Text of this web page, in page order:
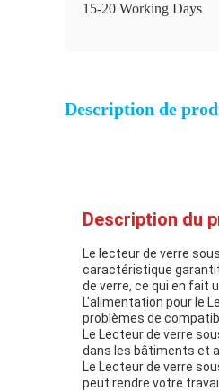
15-20 Working Days
Description de
Description du
Le lecteur de verre
caractéristique
de verre, ce qui en fait
L'alimentation pour le
problèmes de
Le Lecteur de verre
dans les bâtiments et
Le Lecteur de verre
peut rendre votre